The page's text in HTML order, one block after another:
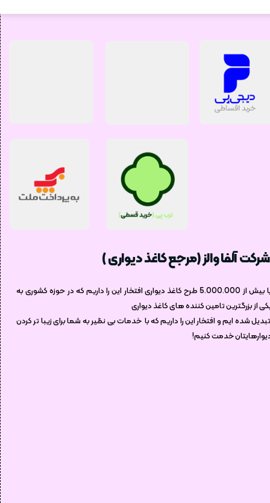
شرکت آلفا والز (مرجع کاغذ دیواری )
با بیش از 5.000.000 طرح کاغذ دیواری افتخار این را داریم که در حوزه کشوری به
از بزرگترین تامین کننده های کاغذ دیواری
شده ایم و افتخار این را داریم که با خدمات بی نظیر به شما برای زیبا تر کردن
خدمت کنیم!